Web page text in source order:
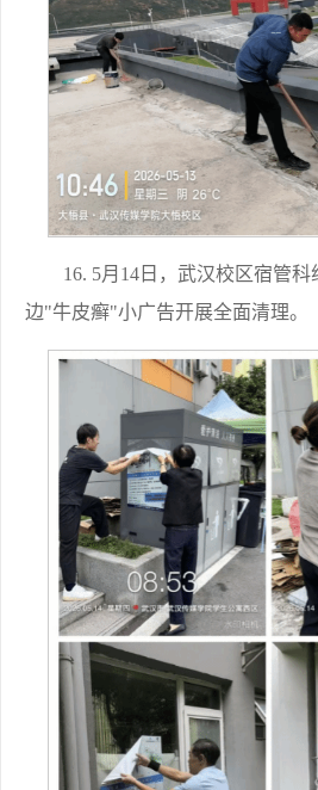
16. 5月14日，武汉校区宿管
边"牛皮癣"小广告开展全面清理。